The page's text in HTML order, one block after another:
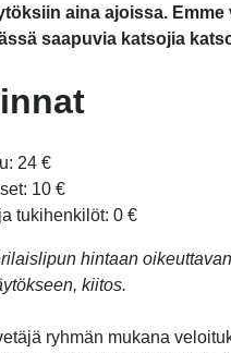
aina ajoissa.
saapuvia katsojia
24 €
10 €
tukihenkilöt: 0 €
hintaan
kiitos.
ryhmän mukana